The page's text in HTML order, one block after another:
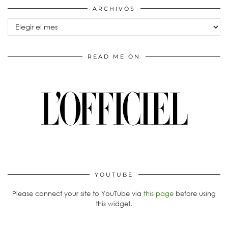
ARCHIVOS
Archivos
READ ME ON
YOUTUBE
Please connect your site to YouTube via this page before using
this widget.